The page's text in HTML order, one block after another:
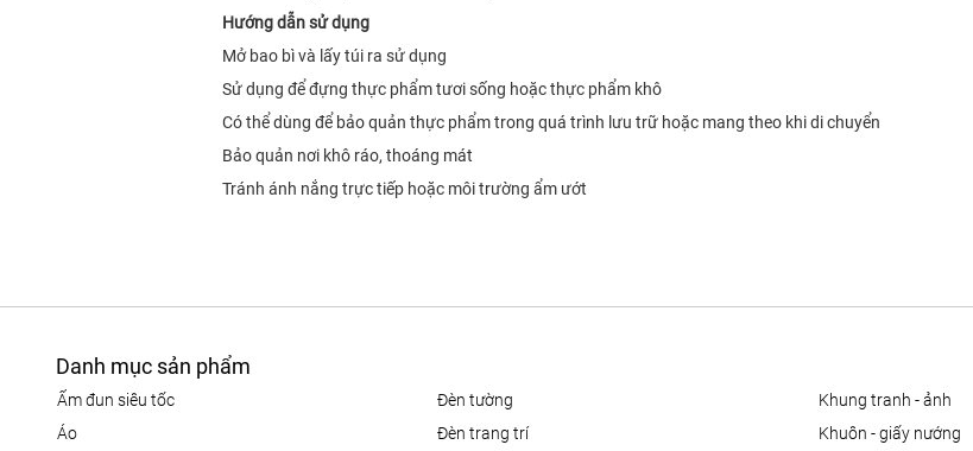
Hướng dẫn sử dụng
Mở bao bì và lấy túi ra sử dụng
Sử dụng để đựng thực phẩm tươi sống hoặc thực phẩm khô
Có thể dùng để bảo quản thực phẩm trong quá trình lưu trữ hoặc mang theo khi di chuyển
Bảo quản nơi khô ráo, thoáng mát
Tránh ánh nắng trực tiếp hoặc môi trường ẩm ướt
Danh mục sản phẩm
ấm đun siêu tốc
áo
đèn tường
đèn trang trí
khung tranh - ảnh
khuôn - giấy nướng